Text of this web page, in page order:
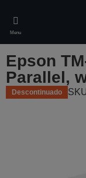
main
content
Menu
Epson
Parallel,
Descontinuado